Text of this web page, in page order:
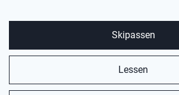
Skipassen
Lessen